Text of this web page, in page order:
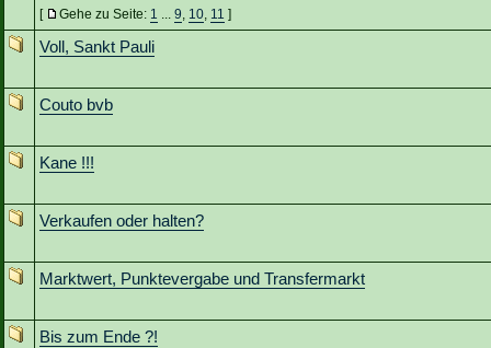
[ Gehe zu Seite: 1 ... 9, 10, 11 ]
Voll, Sankt Pauli
Couto bvb
Kane !!!
Verkaufen oder halten?
Marktwert, Punktevergabe und Transfermarkt
Bis zum Ende ?!